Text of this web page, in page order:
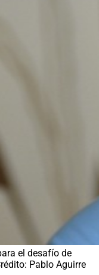
el desafío de
Pablo Aguirre